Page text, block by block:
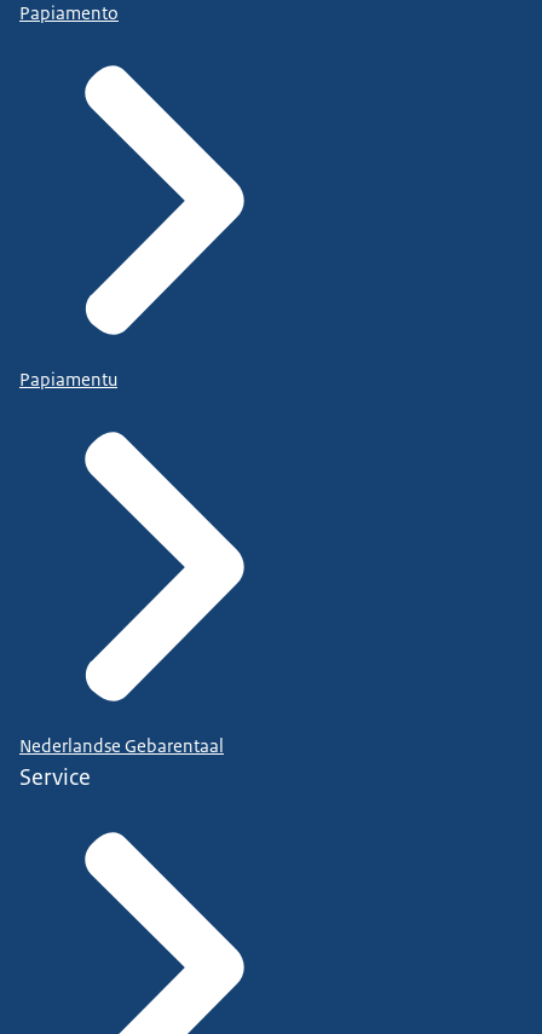
Papiamento
Papiamentu
Nederlandse Gebarentaal
Service